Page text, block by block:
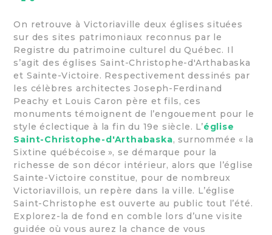
On retrouve à Victoriaville deux églises situées
sur des sites patrimoniaux reconnus par le
Registre du patrimoine culturel du Québec. Il
s’agit des églises Saint-Christophe-d'Arthabaska
et Sainte-Victoire. Respectivement dessinés par
les célèbres architectes Joseph-Ferdinand
Peachy et Louis Caron père et fils, ces
monuments témoignent de l’engouement pour le
style éclectique à la fin du 19e siècle. L’église
Saint-Christophe-d'Arthabaska, surnommée « la
Sixtine québécoise », se démarque pour la
richesse de son décor intérieur, alors que l’église
Sainte-Victoire constitue, pour de nombreux
Victoriavillois, un repère dans la ville. L’église
Saint-Christophe est ouverte au public tout l’été.
Explorez-la de fond en comble lors d’une visite
guidée où vous aurez la chance de vous